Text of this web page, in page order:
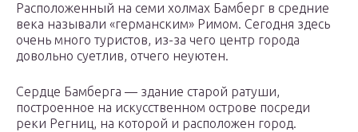
Расположенный на семи холмах Бамберг в средние
века называли «германским» Римом. Сегодня здесь
очень много туристов, из-за чего центр города
довольно суетлив, отчего неуютен.
Сердце Бамберга — здание старой ратуши,
построенное на искусственном острове посреди
реки Регниц, на которой и расположен город.